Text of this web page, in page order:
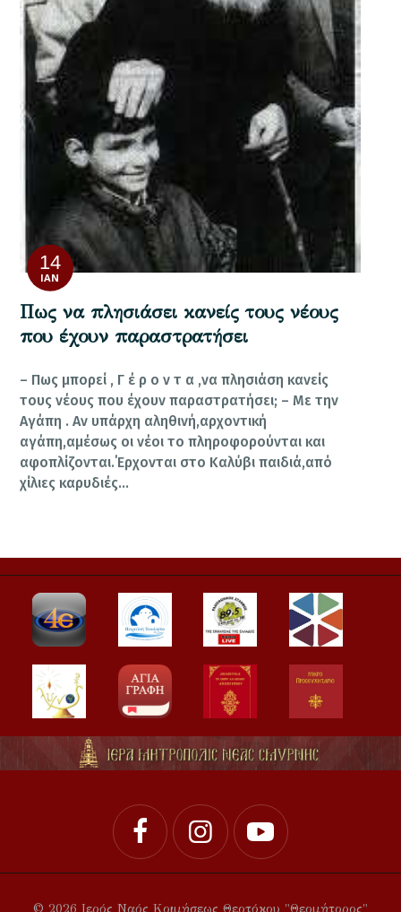
14
ΙΑΝ
Πως να πλησιάσει κανείς τους νέους
που έχουν παραστρατήσει
– Πως μπορεί , Γ έ ρ ο ν τ α ,να πλησιάση κανείς
τους νέους που έχουν παραστρατήσει; – Με την
Αγάπη . Αν υπάρχη αληθινή,αρχοντική
αγάπη,αμέσως οι νέοι το πληροφορούνται και
αφοπλίζονται.΄Ερχονται στο Καλύβι παιδιά,από
χίλιες καρυδιές…
© 2026 Ιερός Ναός Κοιμήσεως Θεοτόκου "Θεομήτορος"